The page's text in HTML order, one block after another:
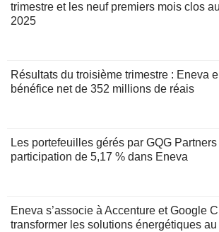
trimestre et les neuf premiers mois clos
2025
Résultats du troisième trimestre : Eneva
bénéfice net de 352 millions de réais
Les portefeuilles gérés par GQG
participation de 5,17 % dans Eneva
Eneva s’associe à Accenture et Google
transformer les solutions énergétiques au